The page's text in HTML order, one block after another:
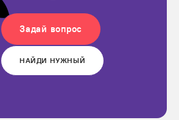
Задай вопрос
НАЙДИ НУЖНЫЙ